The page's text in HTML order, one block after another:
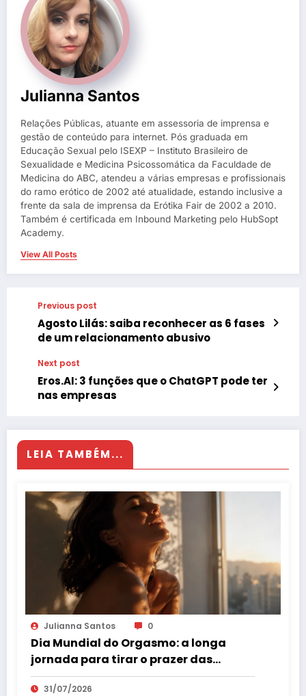
Julianna Santos
Relações Públicas, atuante em assessoria de imprensa e
gestão de conteúdo para internet. Pós graduada em
Educação Sexual pelo ISEXP – Instituto Brasileiro de
Sexualidade e Medicina Psicossomática da Faculdade de
Medicina do ABC, atendeu a várias empresas e profissionais
do ramo erótico de 2002 até atualidade, estando inclusive a
frente da sala de imprensa da Erótika Fair de 2002 a 2010.
Também é certificada em Inbound Marketing pelo HubSopt
Academy.
View All Posts
Previous post
Agosto Lilás: saiba reconhecer as 6 fases
de um relacionamento abusivo
Next post
Eros.AI: 3 funções que o ChatGPT pode ter
nas empresas
LEIA TAMBÉM...
Julianna Santos 0
Dia Mundial do Orgasmo: a longa
jornada para tirar o prazer das
sombras
31/07/2026